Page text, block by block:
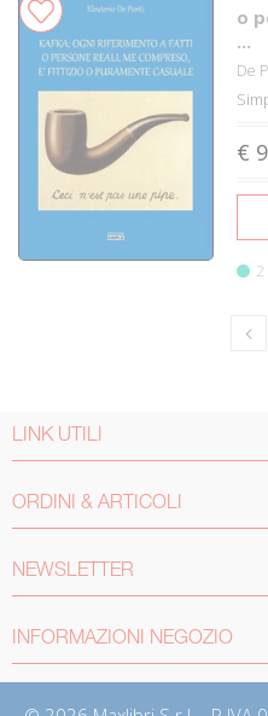
o
...
De
€
LINK UTILI
ORDINI & ARTICOLI
NEWSLETTER
INFORMAZIONI NEGOZIO